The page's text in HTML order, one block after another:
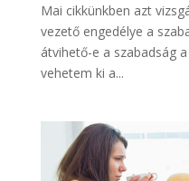
Mai cikkünkben azt
vezető engedélye a
átvihető-e a szabadság
vehetem ki a...